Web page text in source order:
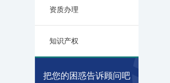
资质办理
知识产权
把您的困惑告诉顾问吧